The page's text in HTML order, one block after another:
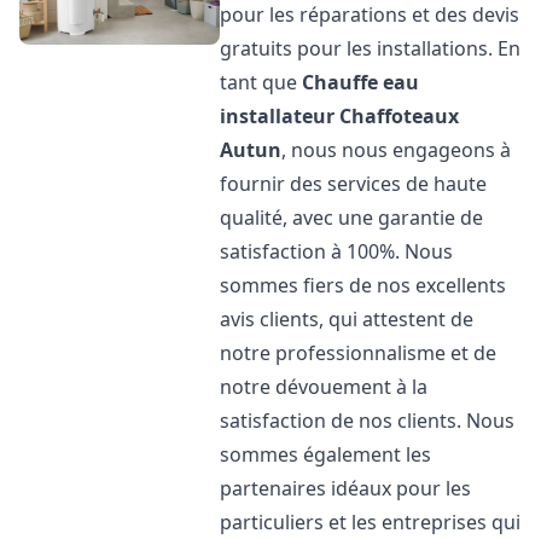
pour les réparations et des devis
gratuits pour les installations. En
tant que Chauffe eau
installateur Chaffoteaux
Autun, nous nous engageons à
fournir des services de haute
qualité, avec une garantie de
satisfaction à 100%. Nous
sommes fiers de nos excellents
avis clients, qui attestent de
notre professionnalisme et de
notre dévouement à la
satisfaction de nos clients. Nous
sommes également les
partenaires idéaux pour les
particuliers et les entreprises qui